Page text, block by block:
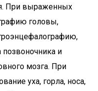
При выраженных
головы,
и
мозга. При
уха, горла, носа,